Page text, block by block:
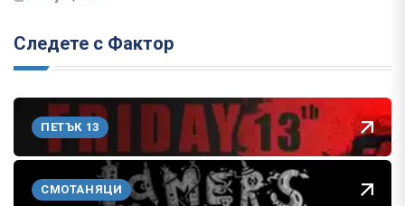
Следете с Фактор
ПЕТЪК 13
СМОТАНЯЦИ